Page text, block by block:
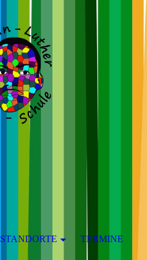
STANDORTE TERMINE